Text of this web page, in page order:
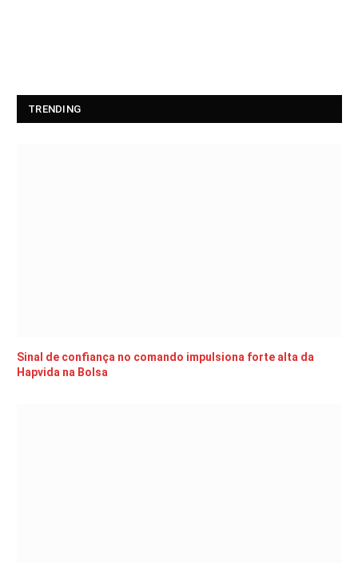
TRENDING
Sinal de confiança no comando impulsiona forte alta da
Hapvida na Bolsa